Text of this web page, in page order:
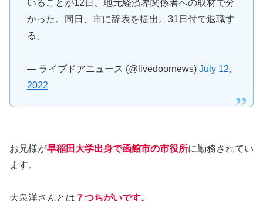
いることが12日、地元経済界関係者への取材で分
かった。同日、市に辞表を提出。31日付で退職す
る。
— ライブドアニュース (@livedoornews) July 12,
2022
お兄様が早稲田大学出身で函館市の市役所に勤務されてい
ます。
大泉洋さんとは ７つちがいです。